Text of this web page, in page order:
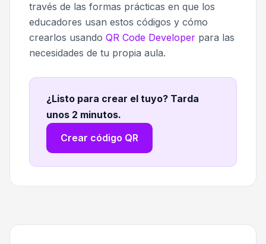
través de las formas prácticas en que los
educadores usan estos códigos y cómo
crearlos usando QR Code Developer para las
necesidades de tu propia aula.
¿Listo para crear el tuyo? Tarda
unos 2 minutos.
Crear código QR